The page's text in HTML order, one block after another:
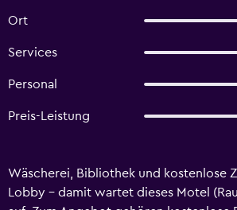
Ort
Services
Personal
Preis-Leistung
Wäscherei, Bibliothek und kostenlose
Lobby – damit wartet dieses Motel